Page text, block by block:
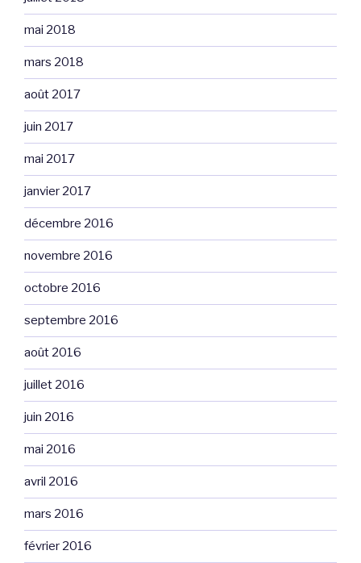
mai 2018
mars 2018
août 2017
juin 2017
mai 2017
janvier 2017
décembre 2016
novembre 2016
octobre 2016
septembre 2016
août 2016
juillet 2016
juin 2016
mai 2016
avril 2016
mars 2016
février 2016